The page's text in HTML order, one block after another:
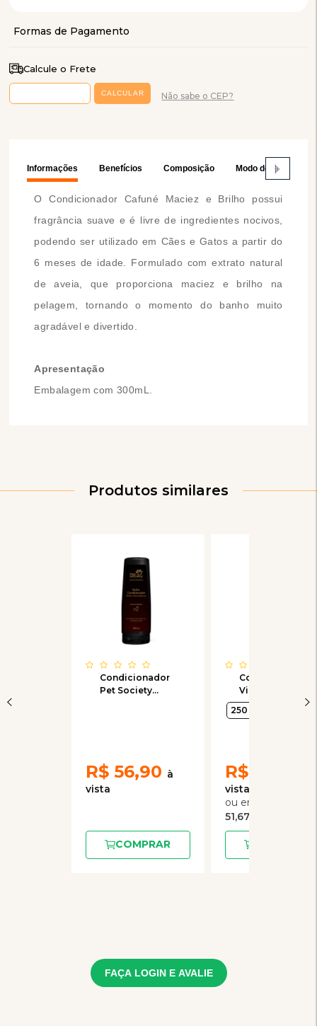
Calcule o Frete
Não sabe o CEP?
Informações Benefícios Composição Modo de Usar
O Condicionador Cafuné Maciez e Brilho possui
fragrância suave e é livre de ingredientes nocivos,
podendo ser utilizado em Cães e Gatos a partir do
6 meses de idade. Formulado com extrato natural
de aveia, que proporciona maciez e brilho na
pelagem, tornando o momento do banho muito
agradável e divertido.
Apresentação
Embalagem com 300mL.
Produtos similares
Condicionador
Pet Society
R$ 56,90
COMPRAR
Condicionador
Virbac
Phisioderm para
Cães e Gatos
250 ml 500 ml
R$
51,67
FAÇA LOGIN E AVALIE